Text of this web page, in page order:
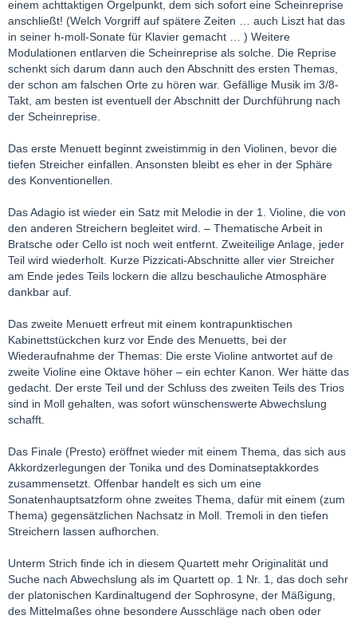
einem achttaktigen Orgelpunkt, dem sich sofort eine Scheinreprise
anschließt! (Welch Vorgriff auf spätere Zeiten … auch Liszt hat das
in seiner h-moll-Sonate für Klavier gemacht … ) Weitere
Modulationen entlarven die Scheinreprise als solche. Die Reprise
schenkt sich darum dann auch den Abschnitt des ersten Themas,
der schon am falschen Orte zu hören war. Gefällige Musik im 3/8-
Takt, am besten ist eventuell der Abschnitt der Durchführung nach
der Scheinreprise.
Das erste Menuett beginnt zweistimmig in den Violinen, bevor die
tiefen Streicher einfallen. Ansonsten bleibt es eher in der Sphäre
des Konventionellen.
Das Adagio ist wieder ein Satz mit Melodie in der 1. Violine, die von
den anderen Streichern begleitet wird. – Thematische Arbeit in
Bratsche oder Cello ist noch weit entfernt. Zweiteilige Anlage, jeder
Teil wird wiederholt. Kurze Pizzicati-Abschnitte aller vier Streicher
am Ende jedes Teils lockern die allzu beschauliche Atmosphäre
dankbar auf.
Das zweite Menuett erfreut mit einem kontrapunktischen
Kabinettstückchen kurz vor Ende des Menuetts, bei der
Wiederaufnahme der Themas: Die erste Violine antwortet auf de
zweite Violine eine Oktave höher – ein echter Kanon. Wer hätte das
gedacht. Der erste Teil und der Schluss des zweiten Teils des Trios
sind in Moll gehalten, was sofort wünschenswerte Abwechslung
schafft.
Das Finale (Presto) eröffnet wieder mit einem Thema, das sich aus
Akkordzerlegungen der Tonika und des Dominatseptakkordes
zusammensetzt. Offenbar handelt es sich um eine
Sonatenhauptsatzform ohne zweites Thema, dafür mit einem (zum
Thema) gegensätzlichen Nachsatz in Moll. Tremoli in den tiefen
Streichern lassen aufhorchen.
Unterm Strich finde ich in diesem Quartett mehr Originalität und
Suche nach Abwechslung als im Quartett op. 1 Nr. 1, das doch sehr
der platonischen Kardinaltugend der Sophrosyne, der Mäßigung,
des Mittelmaßes ohne besondere Ausschläge nach oben oder